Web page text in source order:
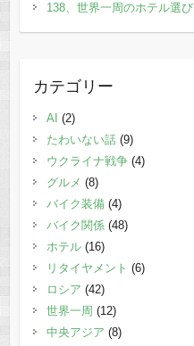
138、世界一周のホテル選び
カテゴリー
AI (2)
たわいない話(9)
ウクライナ戦争(4)
グルメ (8)
バイク装備(4)
バイク関係(48)
ホテル(16)
リタイヤメント (6)
ロシア (42)
世界一周 (12)
中央アジア (8)